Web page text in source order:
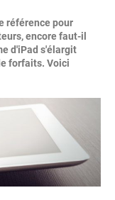
référence pour
encore faut-il
d'iPad s'élargit
forfaits. Voici